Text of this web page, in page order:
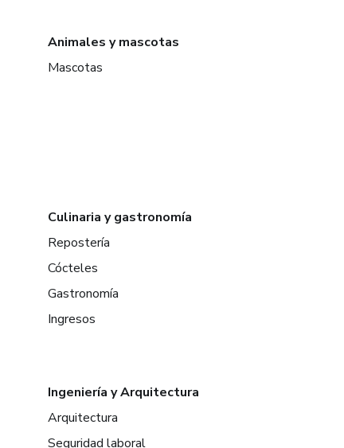
Animales y mascotas
Mascotas
Culinaria y gastronomía
Repostería
Cócteles
Gastronomía
Ingresos
Ingeniería y Arquitectura
Arquitectura
Seguridad laboral